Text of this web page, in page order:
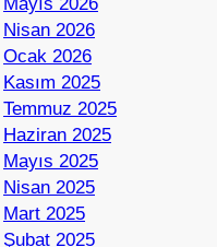
Mayıs 2026
Nisan 2026
Ocak 2026
Kasım 2025
Temmuz 2025
Haziran 2025
Mayıs 2025
Nisan 2025
Mart 2025
Şubat 2025